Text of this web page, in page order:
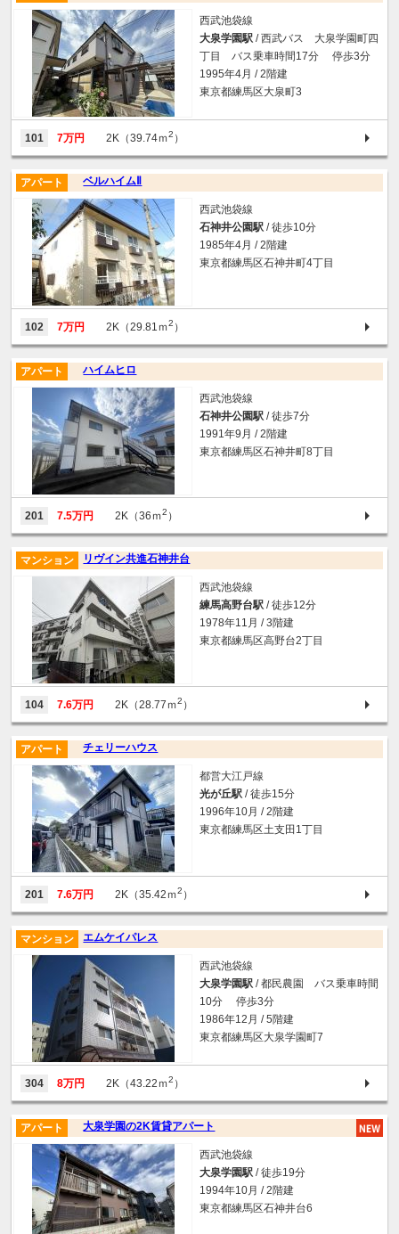
西武池袋線
大泉学園駅 / 西武バス 大泉学園町四
丁目 バス乗車時間17分 停歩3分
1995年4月 / 2階建
東京都練馬区大泉町3
101 7万円 2K（39.74ｍ2 ）
ベルハイムⅡ
アパート
西武池袋線
石神井公園駅 / 徒歩10分
1985年4月 / 2階建
東京都練馬区石神井町4丁目
102 7万円 2K（29.81ｍ2 ）
ハイムヒロ
アパート
西武池袋線
石神井公園駅 / 徒歩7分
1991年9月 / 2階建
東京都練馬区石神井町8丁目
201 7.5万円 2K（36ｍ2 ）
リヴイン共進石神井台
マンション
西武池袋線
練馬高野台駅 / 徒歩12分
1978年11月 / 3階建
東京都練馬区高野台2丁目
104 7.6万円 2K（28.77ｍ2 ）
チェリーハウス
アパート
都営大江戸線
光が丘駅 / 徒歩15分
1996年10月 / 2階建
東京都練馬区土支田1丁目
201 7.6万円 2K（35.42ｍ2 ）
エムケイパレス
マンション
西武池袋線
大泉学園駅 / 都民農園 バス乗車時間
10分 停歩3分
1986年12月 / 5階建
東京都練馬区大泉学園町7
304 8万円 2K（43.22ｍ2 ）
大泉学園の2K賃貸アパート
アパート
西武池袋線
大泉学園駅 / 徒歩19分
1994年10月 / 2階建
東京都練馬区石神井台6